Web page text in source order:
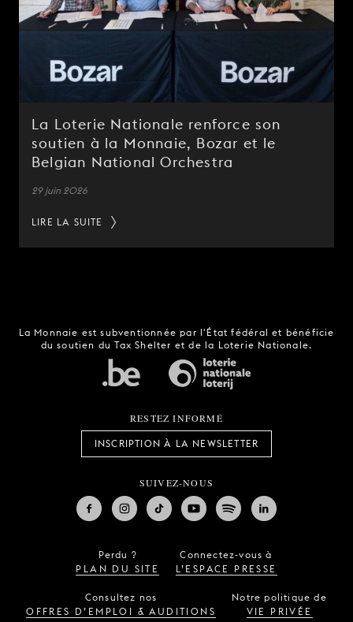
La Loterie Nationale renforce son
soutien à la Monnaie, Bozar et le
Belgian National Orchestra
29 juin 2026
LIRE LA SUITE
La Monnaie est subventionnée par l'État fédéral et bénéficie
du soutien du Tax Shelter et de la Loterie Nationale.
RESTEZ INFORMÉ
INSCRIPTION À LA NEWSLETTER
SUIVEZ-NOUS
Perdu ?
PLAN DU SITE
Connectez-vous à
L’ESPACE PRESSE
Consultez nos
OFFRES D’EMPLOI & AUDITIONS
Notre politique de
VIE PRIVÉE